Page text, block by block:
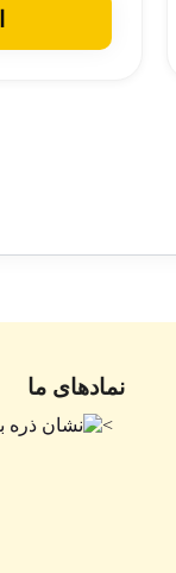
نمادهای ما
>